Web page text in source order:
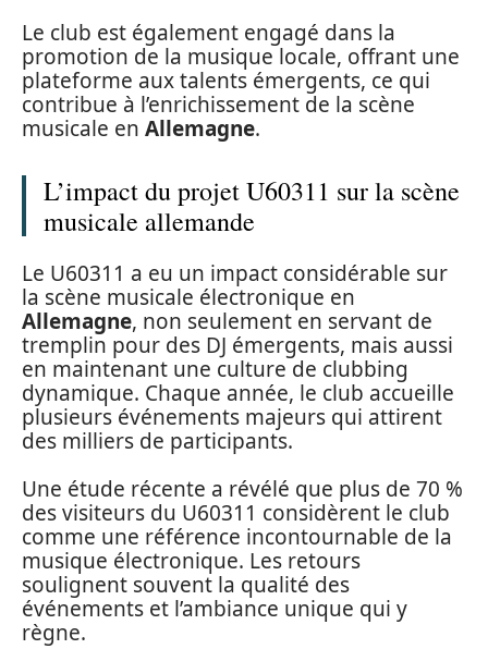
Le club est également engagé dans la
promotion de la musique locale, offrant une
plateforme aux talents émergents, ce qui
contribue à l’enrichissement de la scène
musicale en Allemagne.
L’impact du projet U60311 sur la scène
musicale allemande
Le U60311 a eu un impact considérable sur
la scène musicale électronique en
Allemagne, non seulement en servant de
tremplin pour des DJ émergents, mais aussi
en maintenant une culture de clubbing
dynamique. Chaque année, le club accueille
plusieurs événements majeurs qui attirent
des milliers de participants.
Une étude récente a révélé que plus de 70 %
des visiteurs du U60311 considèrent le club
comme une référence incontournable de la
musique électronique. Les retours
soulignent souvent la qualité des
événements et l’ambiance unique qui y
règne.